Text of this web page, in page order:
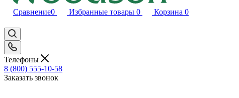
Сравнение0 Избранные товары 0 Корзина 0
Телефоны
8 (800) 555-10-58
Заказать звонок